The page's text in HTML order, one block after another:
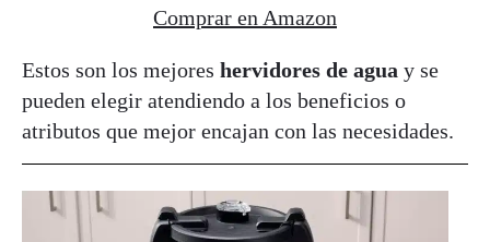
Comprar en Amazon
Estos son los mejores hervidores de agua y se
pueden elegir atendiendo a los beneficios o
atributos que mejor encajan con las necesidades.